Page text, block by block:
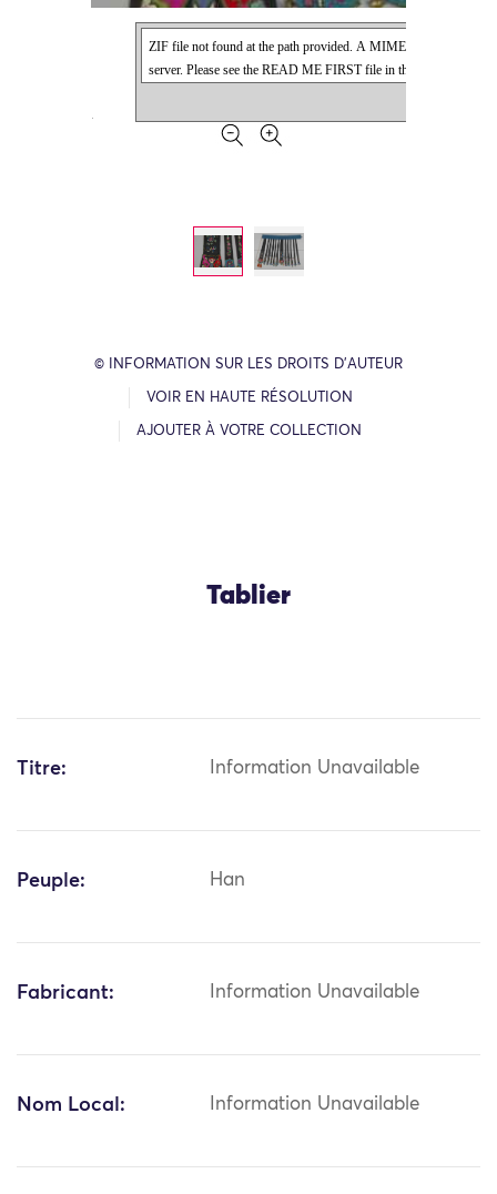
© INFORMATION SUR LES DROITS D’AUTEUR
VOIR EN HAUTE RÉSOLUTION
AJOUTER À VOTRE COLLECTION
Tablier
Titre: Information Unavailable
Peuple: Han
Fabricant: Information Unavailable
Nom Local: Information Unavailable